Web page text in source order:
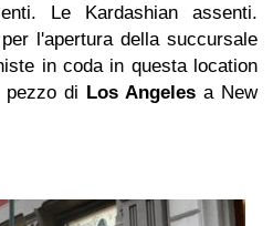
Le Kardashian assenti.
l'apertura della succursale
in coda in questa location
di Los Angeles a New